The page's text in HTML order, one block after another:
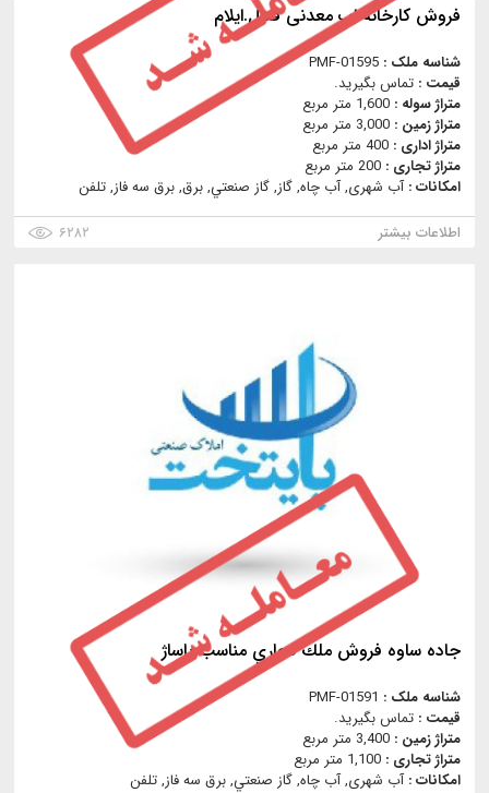
فروش کارخانه اب معدنی فعال.ایلام
شناسه ملک : PMF-01595
قیمت : تماس بگیرید.
متراژ سوله : 1,600 متر مربع
متراژ زمین : 3,000 متر مربع
متراژ اداری : 400 متر مربع
متراژ تجاری : 200 متر مربع
امکانات :آب شهری, آب چاه, گاز, گاز صنعتي, برق, برق سه فاز, تلفن
اطلاعات بیشتر
۶۲۸۲
جاده ساوه فروش ملك تجاري مناسب پاساژ
شناسه ملک : PMF-01591
قیمت : تماس بگیرید.
متراژ زمین : 3,400 متر مربع
متراژ تجاری : 1,100 متر مربع
امکانات :آب شهری, آب چاه, گاز صنعتي, برق سه فاز, تلفن